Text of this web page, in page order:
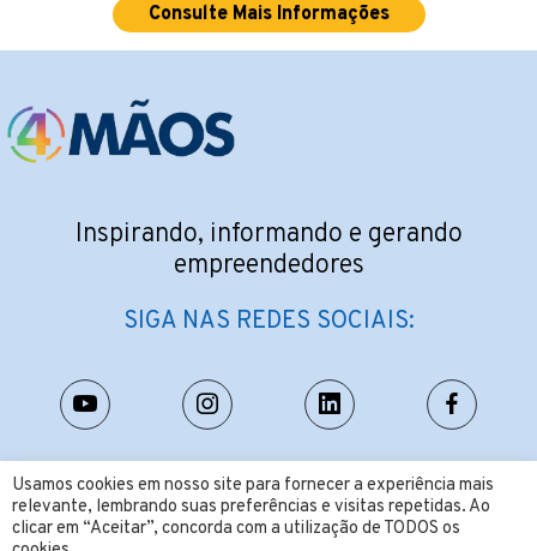
Consulte Mais Informações
Usamos cookies em nosso site para fornecer a experiência mais
relevante, lembrando suas preferências e visitas repetidas. Ao
clicar em “Aceitar”, concorda com a utilização de TODOS os
Inspirando, informando e gerando
empreendedores
SIGA NAS REDES SOCIAIS:
CONTATO:
contato@4maos.com.br